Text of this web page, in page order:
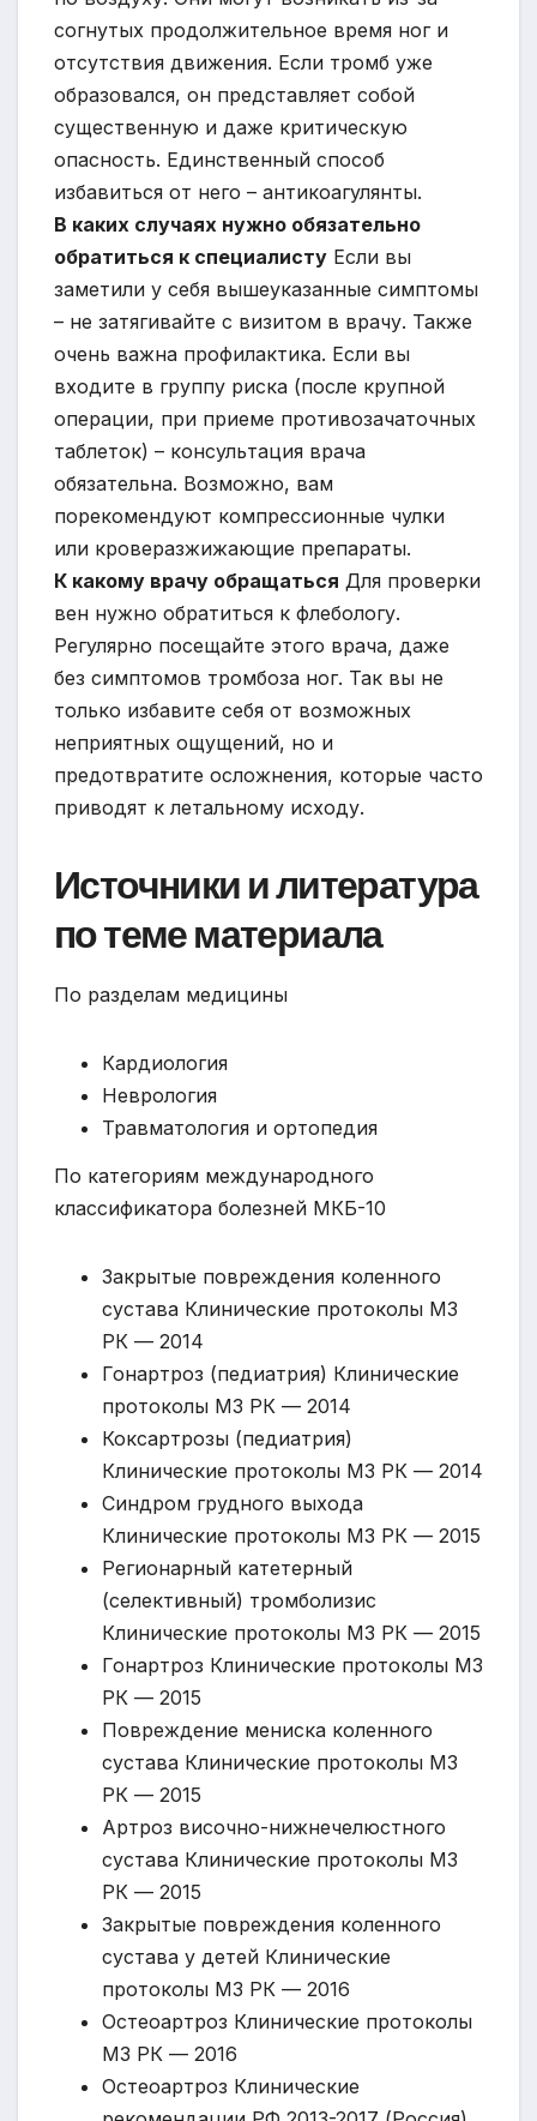
согнутых продолжительное время ног и
отсутствия движения. Если тромб уже
образовался, он представляет собой
существенную и даже критическую
опасность. Единственный способ
избавиться от него – антикоагулянты.
В каких случаях нужно обязательно
обратиться к специалисту Если вы
заметили у себя вышеуказанные симптомы
– не затягивайте с визитом в врачу. Также
очень важна профилактика. Если вы
входите в группу риска (после крупной
операции, при приеме противозачаточных
таблеток) – консультация врача
обязательна. Возможно, вам
порекомендуют компрессионные чулки
или кроверазжижающие препараты.
К какому врачу обращаться Для проверки
вен нужно обратиться к флебологу.
Регулярно посещайте этого врача, даже
без симптомов тромбоза ног. Так вы не
только избавите себя от возможных
неприятных ощущений, но и
предотвратите осложнения, которые часто
приводят к летальному исходу.
Источники и литература
по теме материала
По разделам медицины
Кардиология
Неврология
Травматология и ортопедия
По категориям международного
классификатора болезней МКБ-10
Закрытые повреждения коленного
сустава Клинические протоколы МЗ
РК — 2014
Гонартроз (педиатрия) Клинические
протоколы МЗ РК — 2014
Коксартрозы (педиатрия)
Клинические протоколы МЗ РК — 2014
Синдром грудного выхода
Клинические протоколы МЗ РК — 2015
Регионарный катетерный
(селективный) тромболизис
Клинические протоколы МЗ РК — 2015
Гонартроз Клинические протоколы МЗ
РК — 2015
Повреждение мениска коленного
сустава Клинические протоколы МЗ
РК — 2015
Артроз височно-нижнечелюстного
сустава Клинические протоколы МЗ
РК — 2015
Закрытые повреждения коленного
сустава у детей Клинические
протоколы МЗ РК — 2016
Остеоартроз Клинические протоколы
МЗ РК — 2016
Остеоартроз Клинические